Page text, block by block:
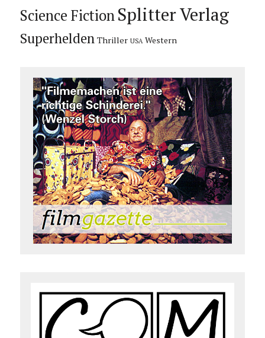
Science Fiction Splitter Verlag
Superhelden Thriller USA Western